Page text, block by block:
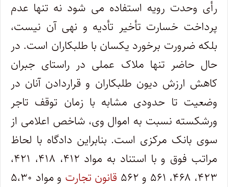
رأی وحدت رویه استفاده می شود نه تنها عدم
پرداخت خسارت تأخیر تأدیه و نهی آن نیست،
بلکه ضرورت برخورد یکسان با طلبکاران است. در
حال حاضر تنها ملاک عملی در راستای جبران
کاهش ارزش دیون طلبکاران و قراردادن آنان در
وضعیت تا حدودی مشابه با زمان توقف تاجر
ورشکسته نسبت به اموال وی، شاخص اعلامی از
سوی بانک مرکزی است. بنابراین دادگاه با لحاظ
مراتب فوق و با استناد به مواد ۴۱۲، ۴۱۸، ۴۲۱،
۴۲۳، ۴۶۸، ۵۶۱ و ۵۶۲
قانون تجارت
و مواد ۵،۳۰